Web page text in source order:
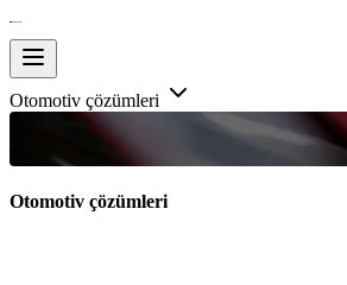
Otomotiv çözümleri
Otomotiv çözümleri